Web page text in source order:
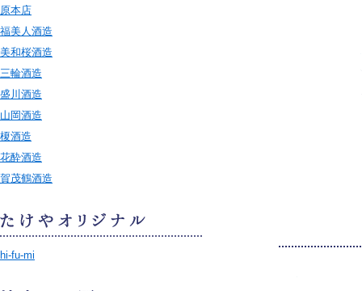
原本店
福美人酒造
美和桜酒造
三輪酒造
盛川酒造
山岡酒造
榎酒造
花酔酒造
賀茂鶴酒造
hi-fu-mi